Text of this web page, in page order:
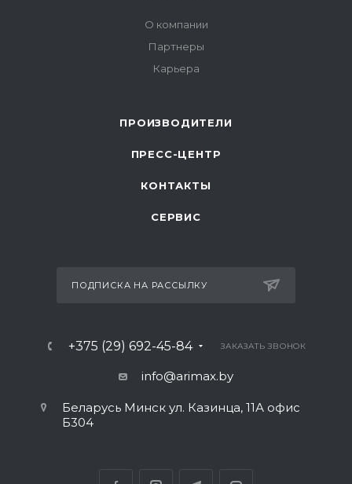
О компании
Партнеры
Карьера
ПРОИЗВОДИТЕЛИ
ПРЕСС-ЦЕНТР
КОНТАКТЫ
СЕРВИС
ПОДПИСКА НА РАССЫЛКУ
+375 (29) 692-45-84 ЗАКАЗАТЬ ЗВОНОК
info@arimax.by
Беларусь Минск ул. Казинца, 11А офис
Б304